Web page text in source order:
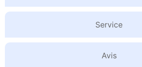
Service
Avis